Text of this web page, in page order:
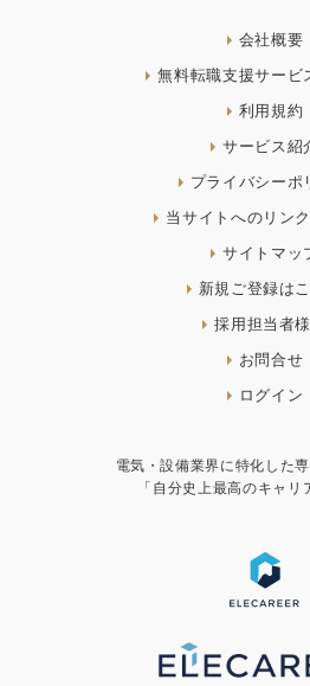
会社概要
無料転職支援サービ
利用規約
サービス紹
プライバシーポ
当サイトへのリン
サイトマッ
新規ご登録は
採用担当者
お問合せ
ログイン
電気・設備業界に特化した専
「自分史上最高のキャリ